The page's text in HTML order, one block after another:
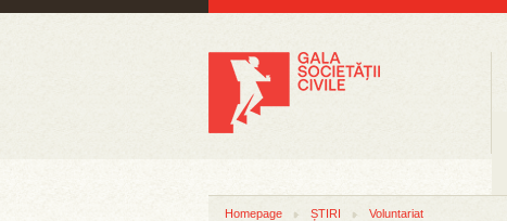
Homepage ȘTIRI Voluntariat